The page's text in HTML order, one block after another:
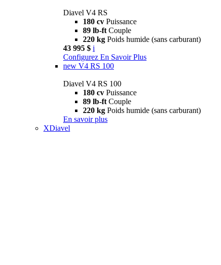
Diavel V4 RS
180 cv Puissance
89 lb-ft Couple
220 kg Poids humide (sans carburant)
43 995 $ i
Configurez En Savoir Plus
new V4 RS 100
Diavel V4 RS 100
180 cv Puissance
89 lb-ft Couple
220 kg Poids humide (sans carburant)
En savoir plus
XDiavel